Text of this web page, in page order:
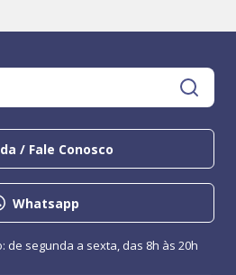
/ Fale Conosco
Whatsapp
de segunda a sexta, das 8h às 20h